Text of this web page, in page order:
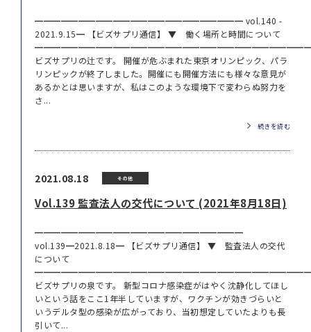
━━━━━━━━━━━━━━━━━━━━━━━━ vol.140 -
2021.9.15━ 【ビズサプリ通信】 ▼ 働く場所と時間について
ビズサプリの辻です。 開催が危ぶまれた東京オリンピック、パラ
リンピックが終了しました。開催にも開催方法にも様々な意見が
あるかとは思いますが、私はこのような環境下で変わらぬ努力を
さ...
続きを読む
2021.08.18 その他
Vol.139 監査法人の交代について (2021年8月18日)
━━━━━━━━━━━━━━━━━━━━━━━━
vol.139━2021.8.18━ 【ビズサプリ通信】 ▼ 監査法人の交代
について
ビズサプリの泉です。 新型コロナ感染症がはやく沈静化してほし
いという話をここ1年半していますが、ワクチンが効きづらいと
いうデルタ型の感染が広がっており、当初想定していたよりも長
引いて...